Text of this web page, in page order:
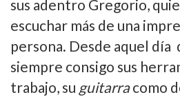
sus adentro Gregorio,
escuchar más de una
persona. Desde aquel
siempre consigo sus
trabajo, su guitarracomo